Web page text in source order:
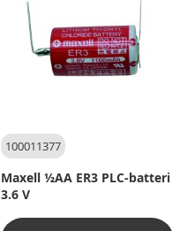
100011377
Maxell ½AA ER3 PLC-batteri
3.6 V